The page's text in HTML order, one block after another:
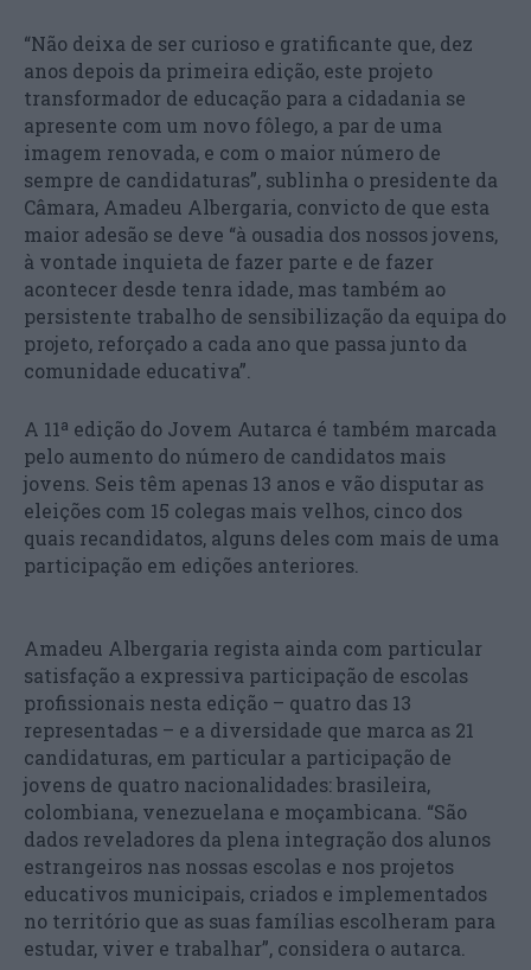
“Não deixa de ser curioso e gratificante que, dez
anos depois da primeira edição, este projeto
transformador de educação para a cidadania se
apresente com um novo fôlego, a par de uma
imagem renovada, e com o maior número de
sempre de candidaturas”, sublinha o presidente da
Câmara, Amadeu Albergaria, convicto de que esta
maior adesão se deve “à ousadia dos nossos jovens,
à vontade inquieta de fazer parte e de fazer
acontecer desde tenra idade, mas também ao
persistente trabalho de sensibilização da equipa do
projeto, reforçado a cada ano que passa junto da
comunidade educativa”.
A 11ª edição do Jovem Autarca é também marcada
pelo aumento do número de candidatos mais
jovens. Seis têm apenas 13 anos e vão disputar as
eleições com 15 colegas mais velhos, cinco dos
quais recandidatos, alguns deles com mais de uma
participação em edições anteriores.
Amadeu Albergaria regista ainda com particular
satisfação a expressiva participação de escolas
profissionais nesta edição – quatro das 13
representadas – e a diversidade que marca as 21
candidaturas, em particular a participação de
jovens de quatro nacionalidades: brasileira,
colombiana, venezuelana e moçambicana. “São
dados reveladores da plena integração dos alunos
estrangeiros nas nossas escolas e nos projetos
educativos municipais, criados e implementados
no território que as suas famílias escolheram para
estudar, viver e trabalhar”, considera o autarca.